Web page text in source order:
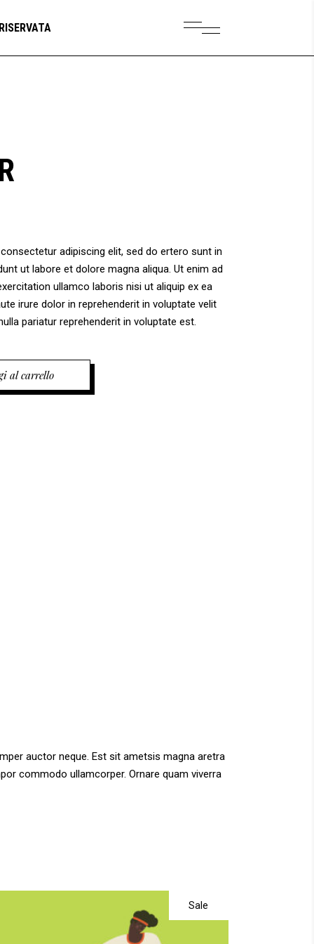
adipiscing elit, sed do ertero sunt in
ut labore et dolore magna aliqua. Ut enim ad
ullamco laboris nisi ut aliquip ex ea
irure dolor in reprehenderit in voluptate velit
pariatur reprehenderit in voluptate est.
al carrello
auctor neque. Est sit ametsis magna aretra
commodo ullamcorper. Ornare quam viverra
Sale